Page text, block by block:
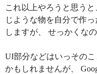
これ以上やろうと思う
じような物を自分で作
しますが、 せっかくな
UI部分などはいっその
かもしれませんが、